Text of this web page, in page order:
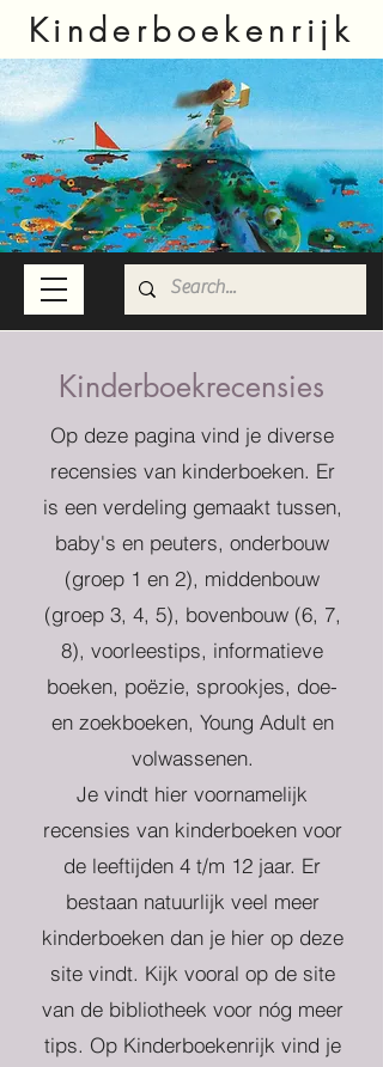
Kinderboekenrijk
Kinderboekrecensies
Op deze pagina vind je diverse
recensies van kinderboeken. Er
is een verdeling gemaakt tussen,
baby's en peuters, onderbouw
(groep 1 en 2), middenbouw
(groep 3, 4, 5), bovenbouw (6, 7,
8), voorleestips, informatieve
boeken, poëzie, sprookjes, doe-
en zoekboeken, Young Adult en
volwassenen.
Je vindt hier voornamelijk
recensies van kinderboeken voor
de leeftijden 4 t/m 12 jaar. Er
bestaan natuurlijk veel meer
kinderboeken dan je hier op deze
site vindt. Kijk vooral op de site
van de bibliotheek voor nóg meer
tips. Op Kinderboekenrijk vind je